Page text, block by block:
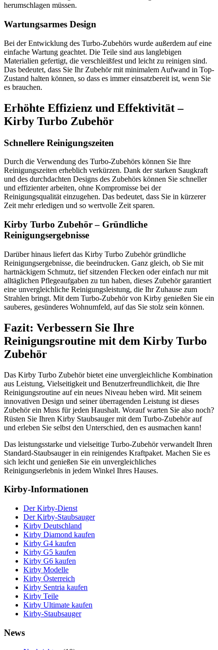
herumschlagen müssen.
Wartungsarmes Design
Bei der Entwicklung des Turbo-Zubehörs wurde außerdem auf eine
einfache Wartung geachtet. Die Teile sind aus langlebigen
Materialien gefertigt, die verschleißfest und leicht zu reinigen sind.
Das bedeutet, dass Sie Ihr Zubehör mit minimalem Aufwand in Top-
Zustand halten können, so dass es immer einsatzbereit ist, wenn Sie
es brauchen.
Erhöhte Effizienz und Effektivität –
Kirby Turbo Zubehör
Schnellere Reinigungszeiten
Durch die Verwendung des Turbo-Zubehörs können Sie Ihre
Reinigungszeiten erheblich verkürzen. Dank der starken Saugkraft
und des durchdachten Designs des Zubehörs können Sie schneller
und effizienter arbeiten, ohne Kompromisse bei der
Reinigungsqualität einzugehen. Das bedeutet, dass Sie in kürzerer
Zeit mehr erledigen und so wertvolle Zeit sparen.
Kirby Turbo Zubehör – Gründliche
Reinigungsergebnisse
Darüber hinaus liefert das Kirby Turbo Zubehör gründliche
Reinigungsergebnisse, die beeindrucken. Ganz gleich, ob Sie mit
hartnäckigem Schmutz, tief sitzenden Flecken oder einfach nur mit
alltäglichen Pflegeaufgaben zu tun haben, dieses Zubehör garantiert
eine unvergleichliche Reinigungsleistung, die Ihr Zuhause zum
Strahlen bringt. Mit dem Turbo-Zubehör von Kirby genießen Sie ein
sauberes, gesünderes Wohnumfeld, auf das Sie stolz sein können.
Fazit: Verbessern Sie Ihre
Reinigungsroutine mit dem Kirby Turbo
Zubehör
Das Kirby Turbo Zubehör bietet eine unvergleichliche Kombination
aus Leistung, Vielseitigkeit und Benutzerfreundlichkeit, die Ihre
Reinigungsroutine auf ein neues Niveau heben wird. Mit seinem
innovativen Design und seiner überragenden Leistung ist dieses
Zubehör ein Muss für jeden Haushalt. Worauf warten Sie also noch?
Rüsten Sie Ihren Kirby Staubsauger mit dem Turbo-Zubehör auf
und erleben Sie selbst den Unterschied, den es ausmachen kann!
Das leistungsstarke und vielseitige Turbo-Zubehör verwandelt Ihren
Standard-Staubsauger in ein reinigendes Kraftpaket. Machen Sie es
sich leicht und genießen Sie ein unvergleichliches
Reinigungserlebnis in jedem Winkel Ihres Hauses.
Kirby-Informationen
Der Kirby-Dienst
Der Kirby-Staubsauger
Kirby Deutschland
Kirby Diamond kaufen
Kirby G4 kaufen
Kirby G5 kaufen
Kirby G6 kaufen
Kirby Modelle
Kirby Österreich
Kirby Sentria kaufen
Kirby Teile
Kirby Ultimate kaufen
Kirby-Staubsauger
News